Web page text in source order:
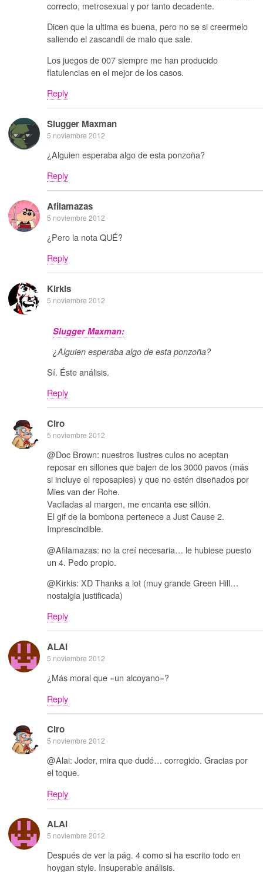
correcto, metrosexual y por tanto decadente.
Dicen que la ultima es buena, pero no se si creermelo
saliendo el zascandil de malo que sale.
Los juegos de 007 siempre me han producido
flatulencias en el mejor de los casos.
Reply
Slugger Maxman
5 noviembre 2012
¿Alguien esperaba algo de esta ponzoña?
Reply
Afilamazas
5 noviembre 2012
¿Pero la nota QUÉ?
Reply
Kirkis
5 noviembre 2012
Slugger Maxman:
¿Alguien esperaba algo de esta ponzoña?
Sí. Éste análisis.
Reply
Ciro
5 noviembre 2012
@Doc Brown: nuestros ilustres culos no aceptan
reposar en sillones que bajen de los 3000 pavos (más
si incluye el reposapies) y que no estén diseñados por
Mies van der Rohe.
Vaciladas al margen, me encanta ese sillón.
El gif de la bombona pertenece a Just Cause 2.
Imprescindible.
@Afilamazas: no la creí necesaria… le hubiese puesto
un 4. Pedo propio.
@Kirkis: XD Thanks a lot (muy grande Green Hill…
nostalgia justificada)
Reply
ALAI
5 noviembre 2012
¿Más moral que «un alcoyano»?
Reply
Ciro
5 noviembre 2012
@Alai: Joder, mira que dudé… corregido. Gracias por
el toque.
Reply
ALAI
5 noviembre 2012
Después de ver la pág. 4 como si ha escrito todo en
hoygan style. Insuperable análisis.